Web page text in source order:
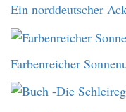
Ein norddeutscher
Farbenreicher